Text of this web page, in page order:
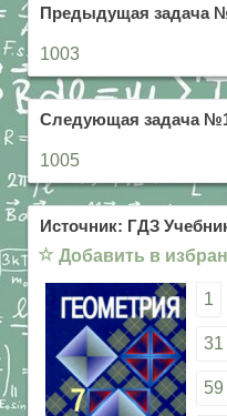
Предыдущая задача
1003
Следующая задача
1005
Источник: ГДЗ
☆ Добавить в
1
31
59